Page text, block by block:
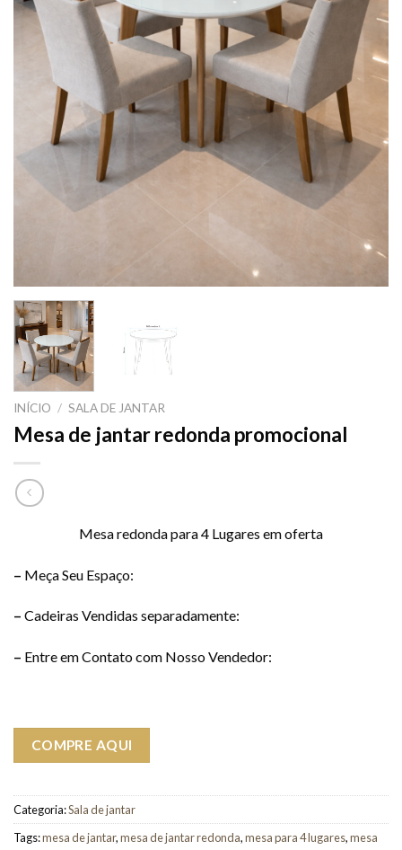
INÍCIO / SALA DE JANTAR
Mesa de jantar redonda promocional
Mesa redonda para 4 Lugares em oferta
– Meça Seu Espaço:
– Cadeiras Vendidas separadamente:
– Entre em Contato com Nosso Vendedor:
COMPRE AQUI
Categoria:Sala de jantar
Tags:mesa de jantar,mesa de jantar redonda,mesa para 4 lugares,mesa